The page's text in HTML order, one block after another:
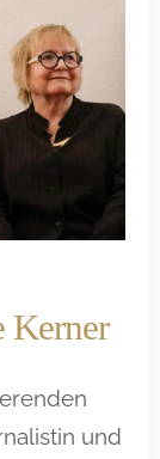
Kerner
und